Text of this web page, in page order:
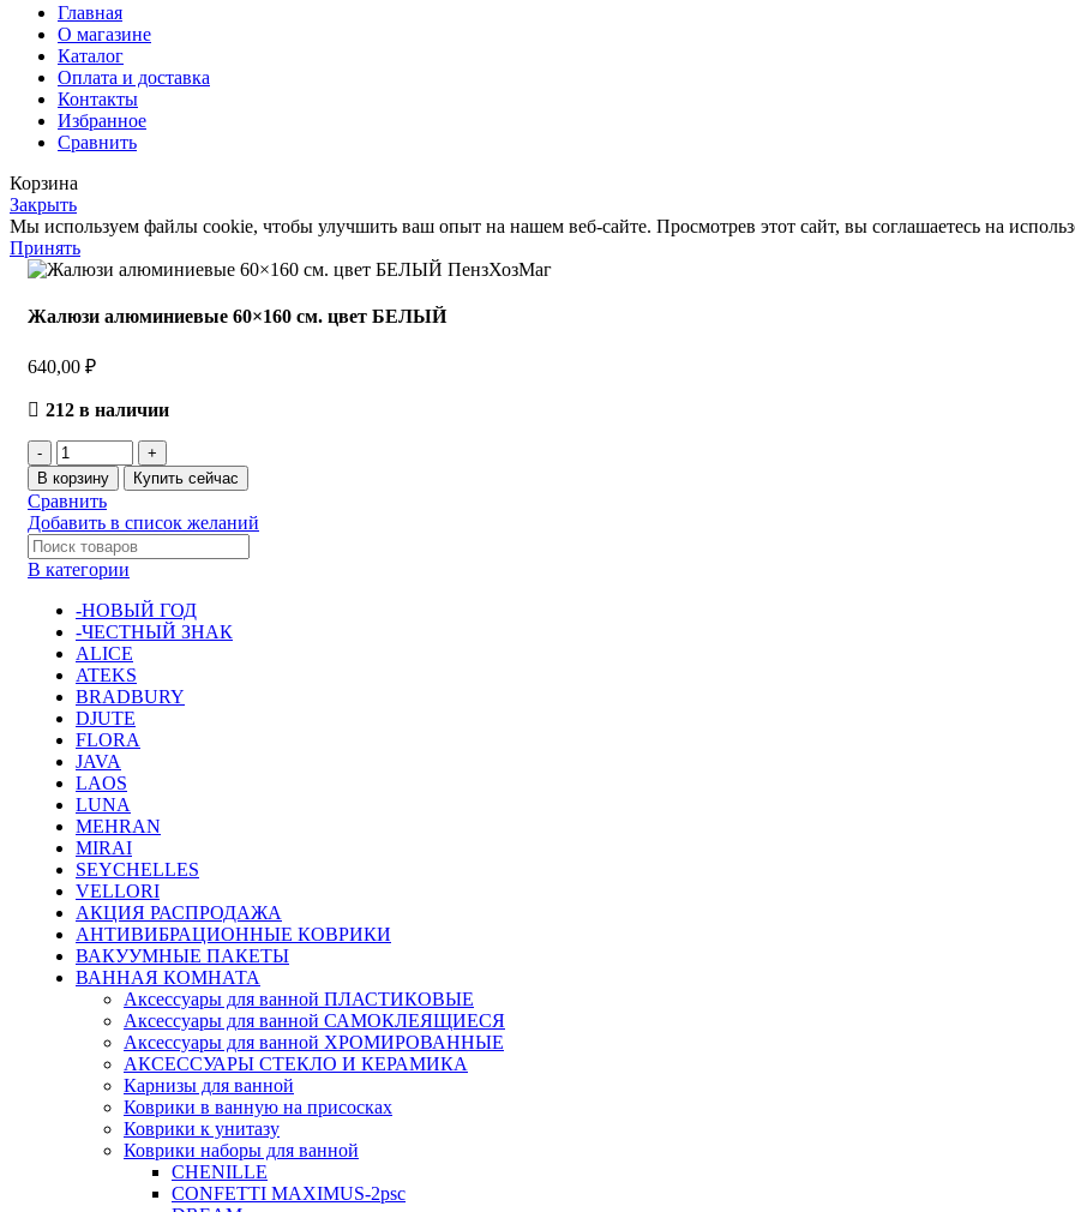
Главная
О магазине
Каталог
Оплата и доставка
Контакты
Избранное
Сравнить
Корзина
Закрыть
Мы используем файлы cookie, чтобы улучшить ваш опыт на нашем веб-сайте. Просмотрев этот сайт, вы соглашаетесь на
Принять
Жалюзи алюминиевые 60×160 см. цвет БЕЛЫЙ
640,00 ₽
212 в наличии
В корзину Купить сейчас
Сравнить
Добавить в список желаний
В категории
-НОВЫЙ ГОД
-ЧЕСТНЫЙ ЗНАК
ALICE
ATEKS
BRADBURY
DJUTE
FLORA
JAVA
LAOS
LUNA
MEHRAN
MIRAI
SEYCHELLES
VELLORI
АКЦИЯ РАСПРОДАЖА
АНТИВИБРАЦИОННЫЕ КОВРИКИ
ВАКУУМНЫЕ ПАКЕТЫ
ВАННАЯ КОМНАТА
Аксессуары для ванной ПЛАСТИКОВЫЕ
Аксессуары для ванной САМОКЛЕЯЩИЕСЯ
Аксессуары для ванной ХРОМИРОВАННЫЕ
АКСЕССУАРЫ СТЕКЛО И КЕРАМИКА
Карнизы для ванной
Коврики в ванную на присосках
Коврики к унитазу
Коврики наборы для ванной
CHENILLE
CONFETTI MAXIMUS-2psc